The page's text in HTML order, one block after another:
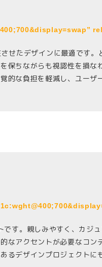
せたデザインに最適です
ちながらも視認性を損な
な負担を軽減し、ユーザ
す。親しみやすく、カジ
なアクセントが必要なコン
デザインプロジェクトに